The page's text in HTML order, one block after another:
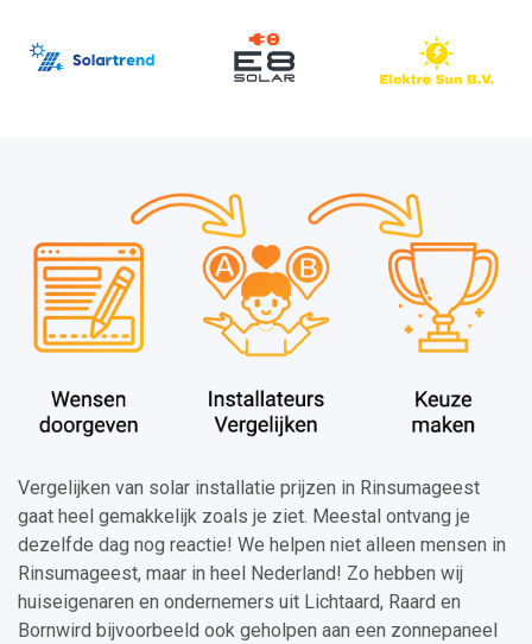
Vergelijken van solar installatie prijzen in Rinsumageest
gaat heel gemakkelijk zoals je ziet. Meestal ontvang je
dezelfde dag nog reactie! We helpen niet alleen mensen in
Rinsumageest, maar in heel Nederland! Zo hebben wij
huiseigenaren en ondernemers uit Lichtaard, Raard en
Bornwird bijvoorbeeld ook geholpen aan een zonnepaneel